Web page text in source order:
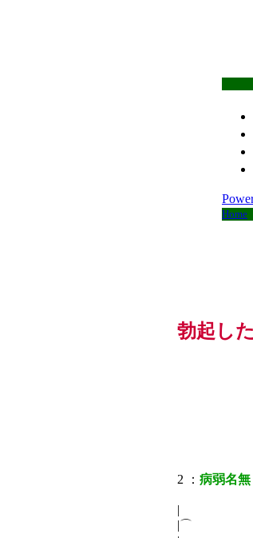
Home
勃起し
2 ： 病弱名
|
|⌒